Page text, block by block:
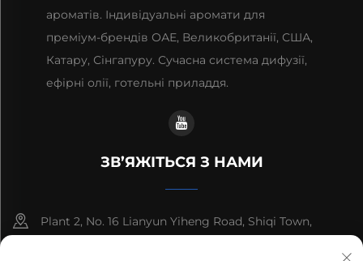
ароматів. Індивідуальні аромати для
преміум-брендів ОАЕ, Великобританії, США,
Катару, Сінгапуру. Сучасна система дифузії,
ефірні олії, готельні приладдя.
ЗВ’ЯЖІТЬСЯ З НАМИ
Plant 2, No. 16 Lianyun Yiheng Road, Shiqi Town,